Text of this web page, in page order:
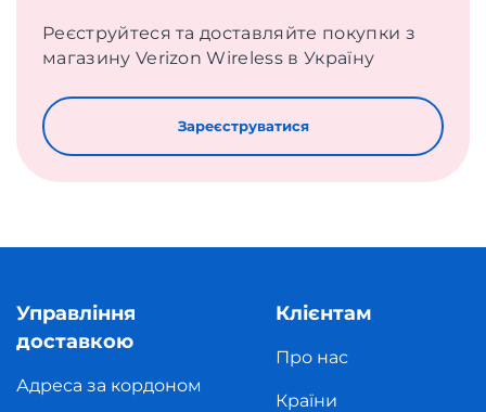
Реєструйтеся та доставляйте покупки з
магазину Verizon Wireless в Україну
Зареєструватися
Управління
доставкою
Адреса за кордоном
Клієнтам
Про нас
Країни